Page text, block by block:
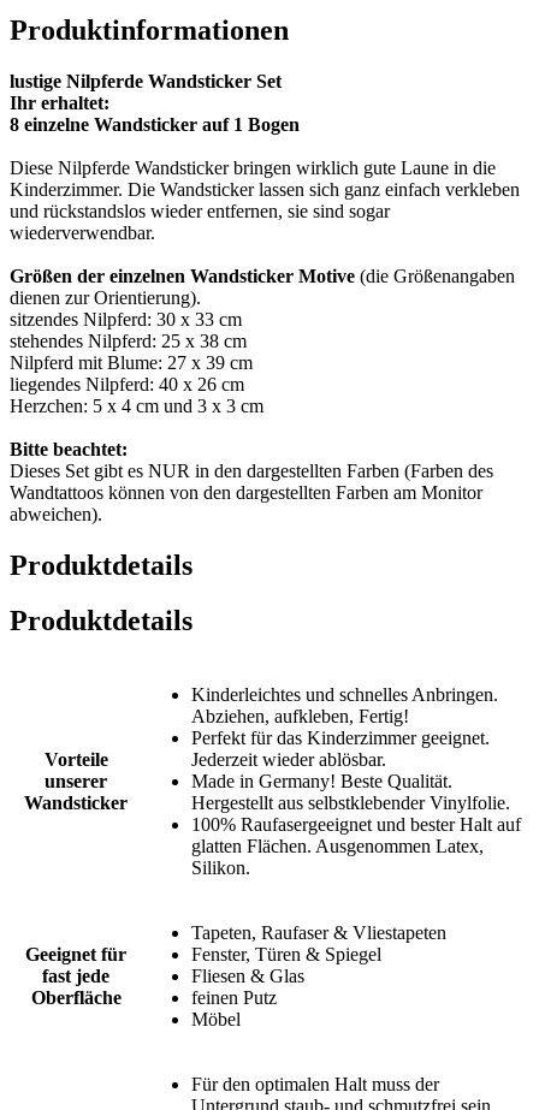
Produktinformationen
lustige Nilpferde Wandsticker Set
Ihr erhaltet:
8 einzelne Wandsticker auf 1 Bogen
Diese Nilpferde Wandsticker bringen wirklich gute Laune in die
Kinderzimmer. Die Wandsticker lassen sich ganz einfach verkleben
und rückstandslos wieder entfernen, sie sind sogar
wiederverwendbar.
Größen der einzelnen Wandsticker Motive (die Größenangaben
dienen zur Orientierung).
sitzendes Nilpferd: 30 x 33 cm
stehendes Nilpferd: 25 x 38 cm
Nilpferd mit Blume: 27 x 39 cm
liegendes Nilpferd: 40 x 26 cm
Herzchen: 5 x 4 cm und 3 x 3 cm
Bitte beachtet:
Dieses Set gibt es NUR in den dargestellten Farben (Farben des
Wandtattoos können von den dargestellten Farben am Monitor
abweichen).
Produktdetails
Produktdetails
Vorteile
unserer
Wandsticker
Kinderleichtes und schnelles Anbringen.
Abziehen, aufkleben, Fertig!
Perfekt für das Kinderzimmer geeignet.
Jederzeit wieder ablösbar.
Made in Germany! Beste Qualität.
Hergestellt aus selbstklebender Vinylfolie.
100% Raufasergeeignet und bester Halt auf
glatten Flächen. Ausgenommen Latex,
Silikon.
Geeignet für
fast jede
Oberfläche
Tapeten, Raufaser & Vliestapeten
Fenster, Türen & Spiegel
Fliesen & Glas
feinen Putz
Möbel
Für den optimalen Halt muss der